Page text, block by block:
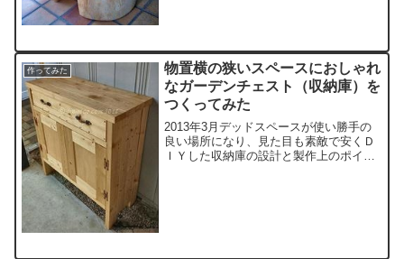
作ってみた
物置横の狭いスペースにおしゃれ
なガーデンチェスト（収納庫）を
つくってみた
2013年3月デッドスペースが使い勝手の
良い場所になり、見た目も素敵で安くＤ
ＩＹした収納庫の設計と製作上のポイン